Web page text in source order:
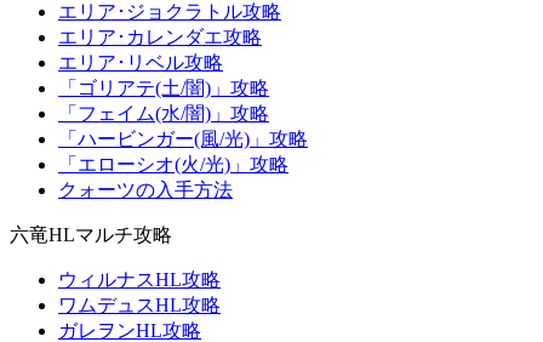
エリア･ジョクラトル攻略
エリア･カレンダエ攻略
エリア･リベル攻略
「ゴリアテ(土/闇)」攻略
「フェイム(水/闇)」攻略
「ハービンガー(風/光)」攻略
「エローシオ(火/光)」攻略
クォーツの入手方法
六竜HLマルチ攻略
ウィルナスHL攻略
ワムデュスHL攻略
ガレヲンHL攻略